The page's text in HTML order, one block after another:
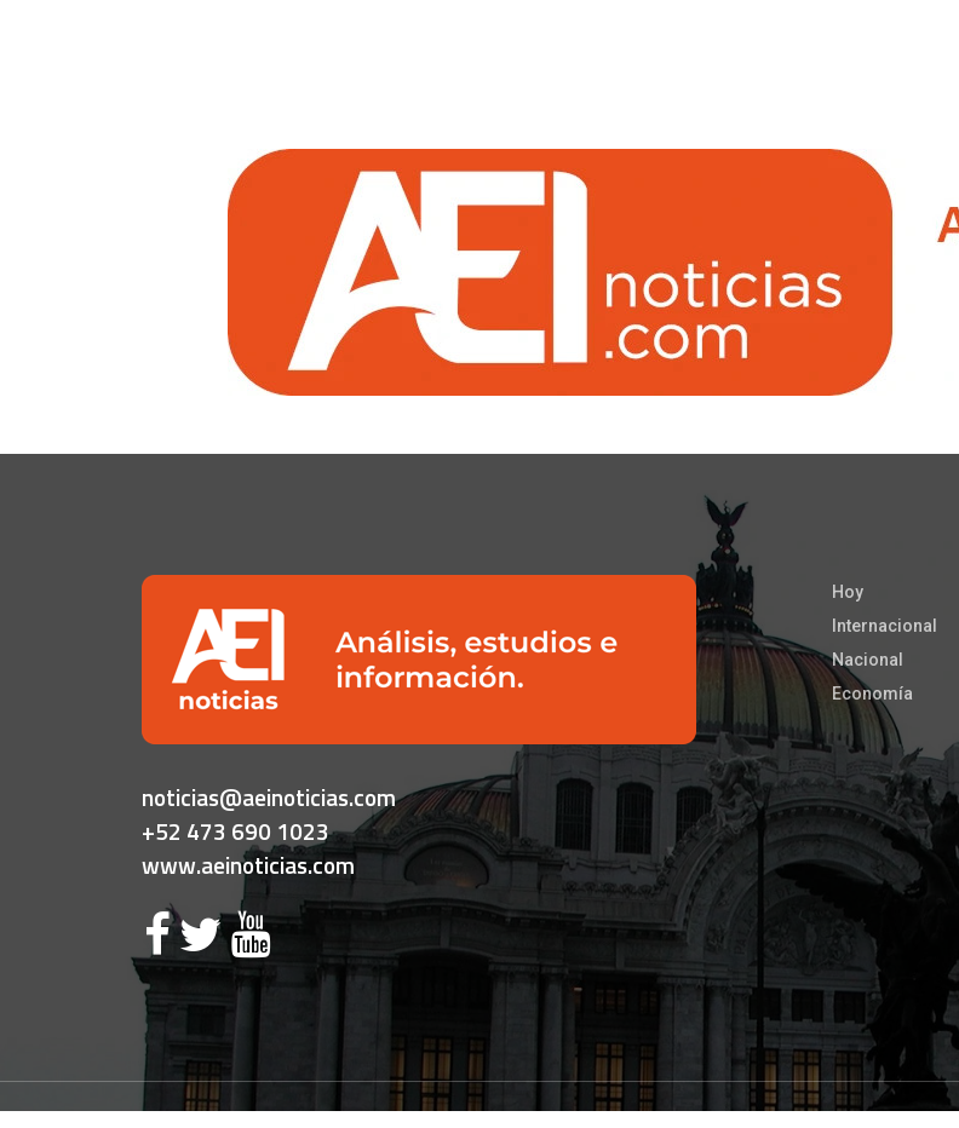
noticias@aeinoticias.com
+52 473 690 1023
www.aeinoticias.com
Hoy
Internacional
Nacional
Economía